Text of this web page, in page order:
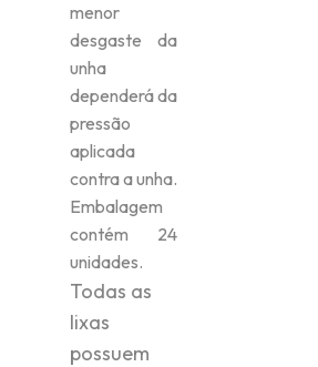
menor
desgaste da
unha
dependerá da
pressão
aplicada
contra a unha.
Embalagem
contém 24
unidades.
Todas as
lixas
possuem